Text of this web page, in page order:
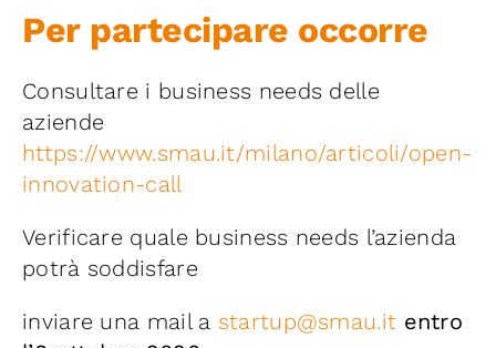
Per partecipare occorre
Consultare i business needs delle
aziende
https://www.smau.it/milano/articoli/open-
innovation-call
Verificare quale business needs l’azienda
potrà soddisfare
inviare una mail a startup@smau.it entro